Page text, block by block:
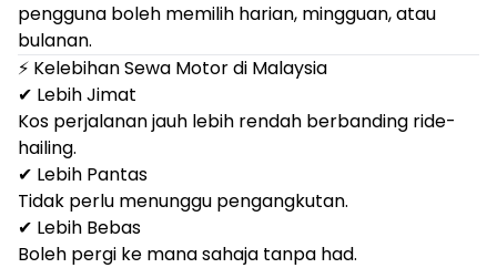
pengguna boleh memilih harian, mingguan, atau
bulanan.
⚡ Kelebihan Sewa Motor di Malaysia
✔ Lebih Jimat
Kos perjalanan jauh lebih rendah berbanding ride-
hailing.
✔ Lebih Pantas
Tidak perlu menunggu pengangkutan.
✔ Lebih Bebas
Boleh pergi ke mana sahaja tanpa had.